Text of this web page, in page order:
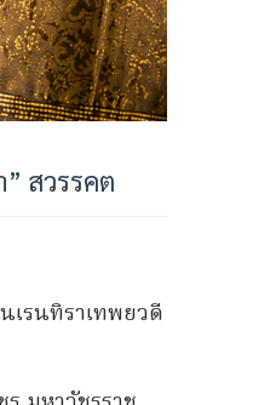
สวรรคต
เรนทิราเทพยวดี